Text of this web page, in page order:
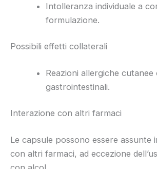
Intolleranza individuale a
formulazione.
Possibili effetti collaterali
Reazioni allergiche cutanee
gastrointestinali.
Interazione con altri farmaci
Le capsule possono essere assunte
con altri farmaci, ad eccezione